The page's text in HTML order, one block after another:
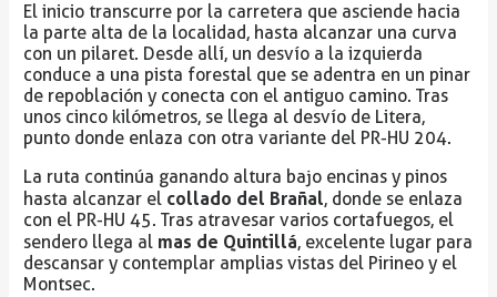
El inicio transcurre por la carretera que asciende hacia
la parte alta de la localidad, hasta alcanzar una curva
con un pilaret. Desde allí, un desvío a la izquierda
conduce a una pista forestal que se adentra en un pinar
de repoblación y conecta con el antiguo camino. Tras
unos cinco kilómetros, se llega al desvío de Litera,
punto donde enlaza con otra variante del PR-HU 204.
La ruta continúa ganando altura bajo encinas y pinos
hasta alcanzar el collado del Brañal, donde se enlaza
con el PR-HU 45. Tras atravesar varios cortafuegos, el
sendero llega al mas de Quintillá, excelente lugar para
descansar y contemplar amplias vistas del Pirineo y el
Montsec.